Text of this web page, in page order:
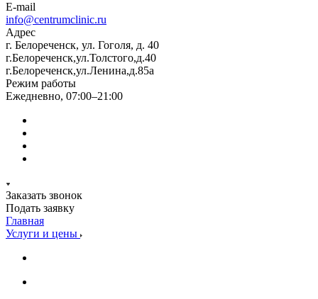
E-mail
info@centrumclinic.ru
Адрес
г. Белореченск, ул. Гоголя, д. 40
г.Белореченск,ул.Толстого,д.40
г.Белореченск,ул.Ленина,д.85а
Режим работы
Ежедневно, 07:00–21:00
Заказать звонок
Подать заявку
Главная
Услуги и цены